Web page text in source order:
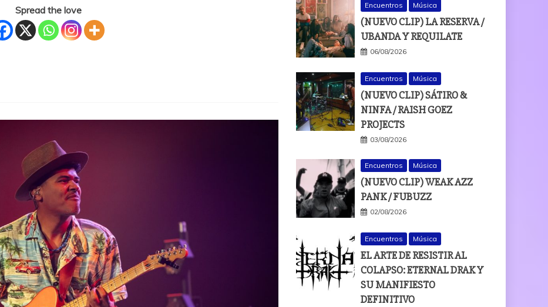
Spread the love Encuentros Música
(NUEVO CLIP) LA RESERVA /
UBANDA Y REQUILATE
06/08/2026
Encuentros Música
(NUEVO CLIP) SÁTIRO &
NINFA / RAISH GOEZ
PROJECTS
03/08/2026
Encuentros Música
(NUEVO CLIP) WEAK AZZ
PANK / FUBUZZ
02/08/2026
Encuentros Música
EL ARTE DE RESISTIR AL
COLAPSO: ETERNAL DRAK Y
SU MANIFIESTO
DEFINITIVO